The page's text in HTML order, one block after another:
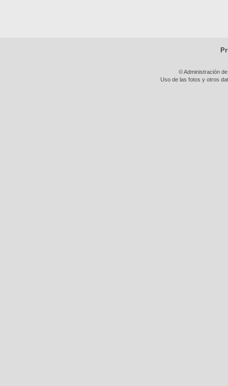
© Administración
Uso de las fotos y otros